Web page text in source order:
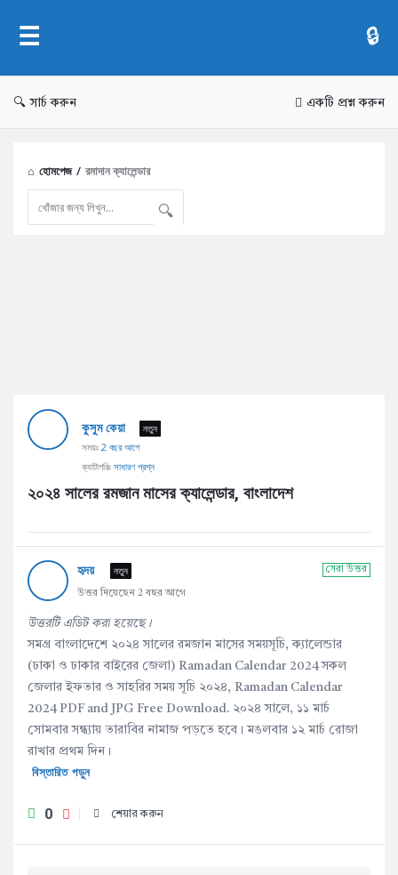
সার্চ করুন একটি প্রশ্ন করুন
হোমপেজ / রমাদান ক্যালেন্ডার
AddaBuzz.net
Latest
কুসুম কেয়া
নতুন
সময়ঃ 2 বছর আগে
ক্যাটাগরিঃ সাধারণ প্রশ্ন
২০২৪ সালের রমজান মাসের ক্যালেন্ডার, বাংলাদেশ
সেরা উত্তর
হৃদয় নতুন
উত্তর দিয়েছেন 2 বছর আগে
উত্তরটি এডিট করা হয়েছে।
সমগ্র বাংলাদেশে ২০২৪ সালের রমজান মাসের সময়সূচি, ক্যালেন্ডার
(ঢাকা ও ঢাকার বাইরের জেলা) Ramadan Calendar 2024 সকল
জেলার ইফতার ও সাহরির সময় সূচি ২০২৪, Ramadan Calendar
2024 PDF and JPG Free Download. ২০২৪ সালে, ১১ মার্চ
সোমবার সন্ধ্যায় তারাবির নামাজ পড়তে হবে। মঙলবার ১২ মার্চ রোজা
রাখার প্রথম দিন।
বিস্তারিত পড়ুন
0 শেয়ার করুন